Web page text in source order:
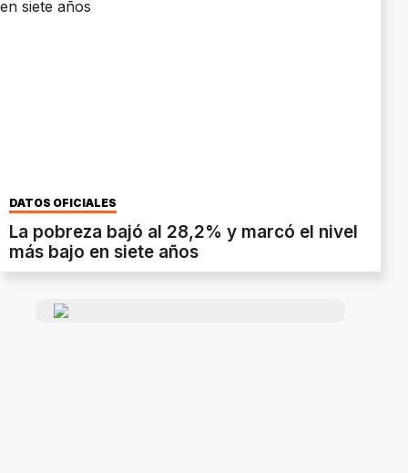
DATOS OFICIALES
La pobreza bajó al 28,2% y marcó el nivel
más bajo en siete años